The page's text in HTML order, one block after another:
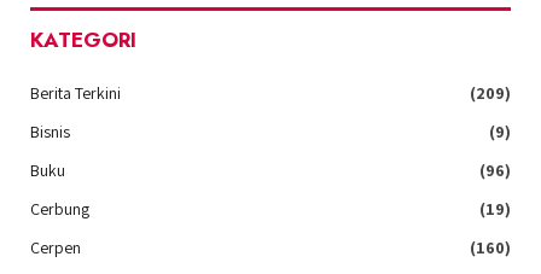
KATEGORI
Berita Terkini
(209)
Bisnis
(9)
Buku
(96)
Cerbung
(19)
Cerpen
(160)